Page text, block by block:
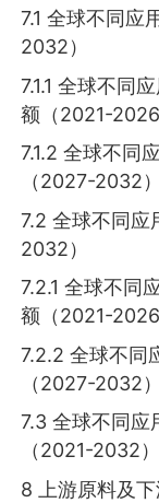
7.1 全球不同应
2032）
7.1.1 全球不同
额（2021-2026
7.1.2 全球不同
（2027-2032）
7.2 全球不同应
2032）
7.2.1 全球不同
额（2021-2026
7.2.2 全球不同
（2027-2032）
7.3 全球不同应
（2021-2032）
8 上游原料及